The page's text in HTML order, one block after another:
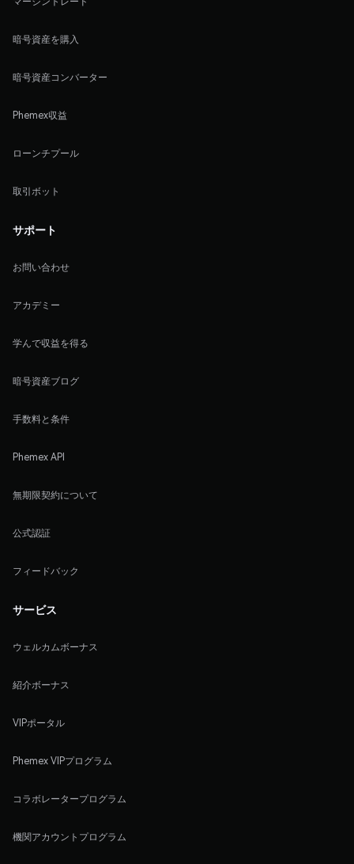
暗号資産を購入
暗号資産コンバーター
Phemex収益
ローンチプール
取引ボット
サポート
お問い合わせ
アカデミー
学んで収益を得る
暗号資産ブログ
手数料と条件
Phemex API
無期限契約について
公式認証
フィードバック
サービス
ウェルカムボーナス
紹介ボーナス
VIPポータル
Phemex VIPプログラム
コラボレータープログラム
機関アカウントプログラム